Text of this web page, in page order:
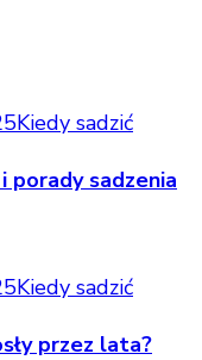
Kiedy sadzić
porady sadzenia
Kiedy sadzić
przez lata?